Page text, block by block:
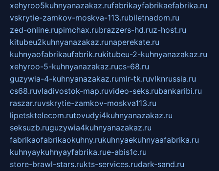
xehyroo5kuhnyanazakaz.rufabrikayfabrikaefabrika.ru
vskrytie-zamkov-moskva-113.rubiletnadom.ru
zed-online.rupimchax.rubrazzers-hd.ruz-host.ru
kitubeu2kuhnyanazakaz.runaperekate.ru
kuhnyaofabrikaufabrik.rukitubeu-2-kuhnyanazakaz.ru
xehyroo-5-kuhnyanazakaz.rucs-68.ru
guzywia-4-kuhnyanazakaz.rumir-tk.ruvlknrussia.ru
cs68.ruvladivostok-map.ruvideo-seks.rubankaribi.ru
raszar.ruvskrytie-zamkov-moskva113.ru
lipetsktelecom.rutovudyi4kuhnyanazakaz.ru
seksuzb.ruguzywia4kuhnyanazakaz.ru
fabrikaofabrikaokuhny.rukuhnyaekuhnyaafabrika.ru
kuhnyaykuhnyayfabrika.rue-abis1c.ru
store-brawl-stars.rukts-services.rudark-sand.ru